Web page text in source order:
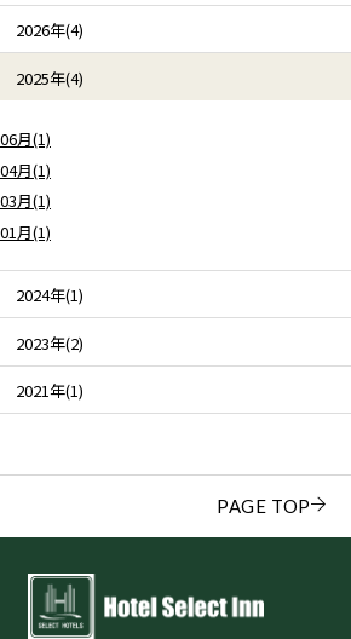
2026年(4)
2025年(4)
06月(1)
04月(1)
03月(1)
01月(1)
2024年(1)
2023年(2)
2021年(1)
PAGE TOP